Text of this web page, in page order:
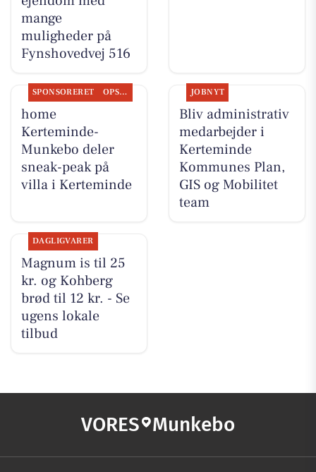
mange
muligheder på
Fynshovedvej 516
SPONSORERET OPSLAGSTAVLEN
home
Kerteminde-
Munkebo deler
sneak-peak på
villa i Kerteminde
JOBNYT
Bliv administrativ
medarbejder i
Kerteminde
Kommunes Plan,
GIS og Mobilitet
team
DAGLIGVARER
Magnum is til 25
kr. og Kohberg
brød til 12 kr. - Se
ugens lokale
tilbud
VORES Munkebo